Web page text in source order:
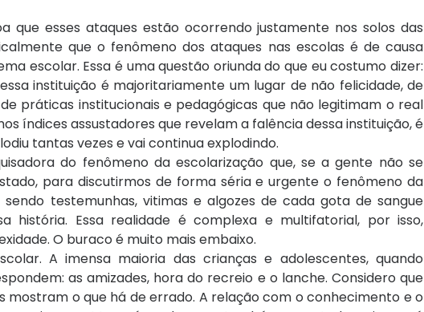
esses ataques estão ocorrendo justamente nos solos das
que o fenômeno dos ataques nas escolas é de causa
escolar. Essa é uma questão oriunda do que eu costumo dizer:
instituição é majoritariamente um lugar de não felicidade, de
práticas institucionais e pedagógicas que não legitimam o real
índices assustadores que revelam a falência dessa instituição, é
tantas vezes e vai continua explodindo.
do fenômeno da escolarização que, se a gente não se
para discutirmos de forma séria e urgente o fenômeno da
testemunhas, vitimas e algozes de cada gota de sangue
história. Essa realidade é complexa e multifatorial, por isso,
O buraco é muito mais embaixo.
A imensa maioria das crianças e adolescentes, quando
as amizades, hora do recreio e o lanche. Considero que
o que há de errado. A relação com o conhecimento e o